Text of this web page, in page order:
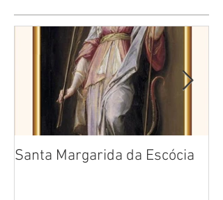
Santa Margarida da Escócia